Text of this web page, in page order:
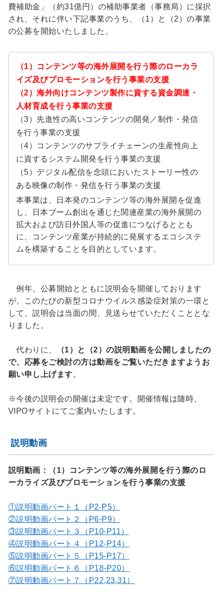
費補助金」（約31億円）の補助事業者（事務局）に採択
され、それに伴い下記事業のうち、（1）と（2）の事業
の公募を開始いたしました。
（1）コンテンツ等の海外展開を行う際のローカラ
イズ及びプロモーションを行う事業の支援
（2）海外向けコンテンツ製作に資する資金調達・
人材育成を行う事業の支援
（3）先進性の高いコンテンツの開発／制作・発信
を行う事業の支援
（4）コンテンツのサプライチェーンの生産性向上
に資するシステム開発を行う事業の支援
（5）デジタル配信を念頭においたストーリー性の
ある映像の制作・発信を行う事業の支援
本事業は、日本発のコンテンツ等の海外展開を促進
し、日本ブーム創出を通じた関連産業の海外展開の
拡大および訪日外国人等の促進につなげるととも
に、コンテンツ産業が持続的に発展するエコシステ
ムを構築することを目的としています。
例年、公募開始とともに説明会を開催しております
が、このたびの新型コロナウイルス感染症対策の一環と
して、説明会は当面の間、見送らせていただくこととな
りました。
代わりに、
（1）と（2）の説明動画を公開しましたの
で、応募をご検討の方は動画をご覧いただきますようお
願い申し上げます。
※今後の説明会の開催は未定です。開催情報は随時、
VIPOサイトにてご案内いたします。
説明動画
説明動画：（1）コンテンツ等の海外展開を行う際のロ
ーカライズ及びプロモーションを行う事業の支援
①説明動画パート１（P2-P5）
②説明動画パート２（P6-P9）
③説明動画パート３（P10-P11）
④説明動画パート４（P12-P14）
⑤説明動画パート５（P15-P17）
⑥説明動画パート６（P18-P20）
⑦説明動画パート７（P22,23,31）